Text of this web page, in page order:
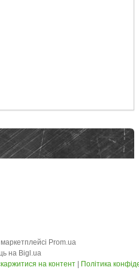
Prom.ua
на Bigl.ua
на контент Політика